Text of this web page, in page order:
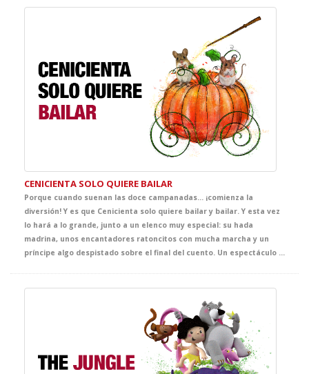
CENICIENTA SOLO QUIERE BAILAR
Porque cuando suenan las doce campanadas… ¡comienza la
diversión! Y es que Cenicienta solo quiere bailar y bailar. Y esta vez
lo hará a lo grande, junto a un elenco muy especial: su hada
madrina, unos encantadores ratoncitos con mucha marcha y un